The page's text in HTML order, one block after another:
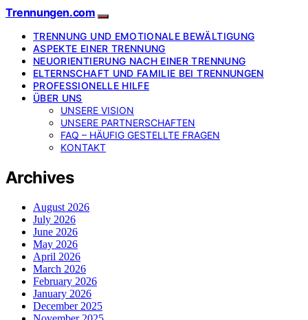
Trennungen.com
TRENNUNG UND EMOTIONALE BEWÄLTIGUNG
ASPEKTE EINER TRENNUNG
NEUORIENTIERUNG NACH EINER TRENNUNG
ELTERNSCHAFT UND FAMILIE BEI TRENNUNGEN
PROFESSIONELLE HILFE
ÜBER UNS
UNSERE VISION
UNSERE PARTNERSCHAFTEN
FAQ – HÄUFIG GESTELLTE FRAGEN
KONTAKT
Archives
August 2026
July 2026
June 2026
May 2026
April 2026
March 2026
February 2026
January 2026
December 2025